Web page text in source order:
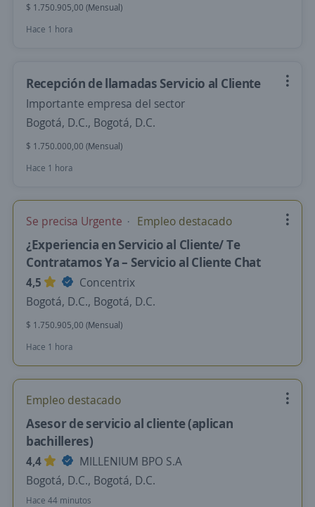
$ 1.750.905,00 (Mensual)
Hace 1 hora
Recepción de llamadas Servicio al Cliente
Importante empresa del sector
Bogotá, D.C., Bogotá, D.C.
$ 1.750.000,00 (Mensual)
Hace 1 hora
Se precisa Urgente Empleo destacado
¿Experiencia en Servicio al Cliente/ Te
Contratamos Ya – Servicio al Cliente Chat
4,5
Concentrix
Bogotá, D.C., Bogotá, D.C.
$ 1.750.905,00 (Mensual)
Hace 1 hora
Empleo destacado
Asesor de servicio al cliente (aplican
bachilleres)
4,4
MILLENIUM BPO S.A
Bogotá, D.C., Bogotá, D.C.
Hace 44 minutos